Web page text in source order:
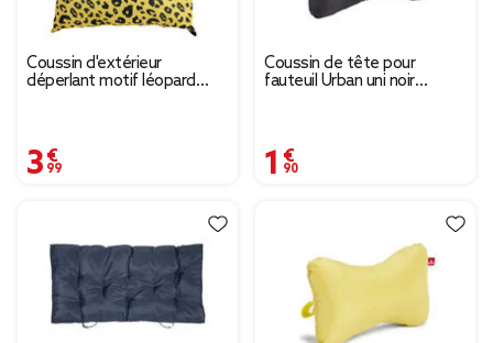
Coussin d'extérieur
déperlant motif léopard
3,99 €
Coussin de tête pour
fauteuil Urban uni noir
1,90 €